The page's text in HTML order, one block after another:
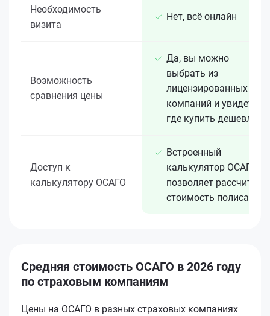
Необходимость
визита
Нет, всё онлайн
Возможность
сравнения цены
Да, вы можно
выбрать из
лицензированных 15+
компаний и увидеть,
где купить дешевле
Доступ к
калькулятору ОСАГО
Встроенный
калькулятор ОСАГО
позволяет рассчитать
стоимость полиса
Средняя стоимость ОСАГО в 2026 году
по страховым компаниям
Цены на ОСАГО в разных страховых компаниях